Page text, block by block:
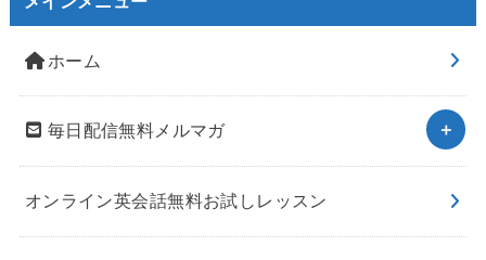
ホーム
毎日配信無料メルマガ
オンライン英会話無料お試しレッスン